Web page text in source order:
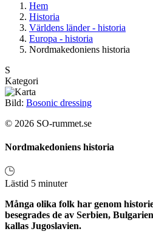
Hem
Historia
Världens länder - historia
Europa - historia
Nordmakedoniens historia
S
Kategori
Bild: Bosonic dressing
© 2026 SO-rummet.se
Nordmakedoniens historia
Lästid 5 minuter
Många olika folk har genom
besegrades de av Serbien,
kallas Jugoslavien.